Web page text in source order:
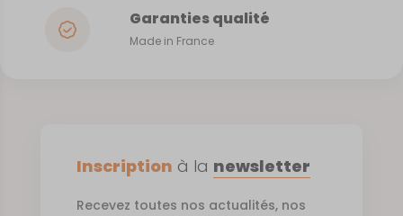
Garanties qualité
Made in France
Inscription à la newsletter
Recevez toutes nos actualités, nos